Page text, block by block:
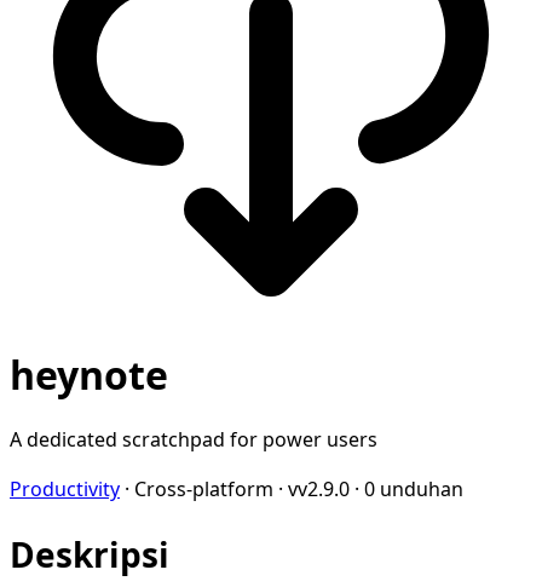
heynote
A dedicated scratchpad for power users
Productivity · Cross-platform · vv2.9.0 · 0 unduhan
Deskripsi